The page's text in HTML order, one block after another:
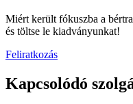
Miért került fókuszba a
és töltse le kiadványunkat!
Feliratkozás
Kapcsolódó